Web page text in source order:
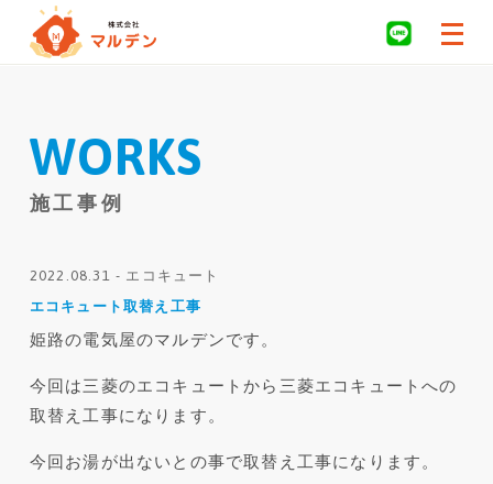
2022.08.31 - エコキュート
エコキュート取替え工事
姫路の電気屋のマルデンです。
今回は三菱のエコキュートから三菱エコキュートへの
取替え工事になります。
今回お湯が出ないとの事で取替え工事になります。
WORKS
施工事例